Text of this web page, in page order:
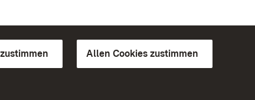
Allen Cookies zustimmen